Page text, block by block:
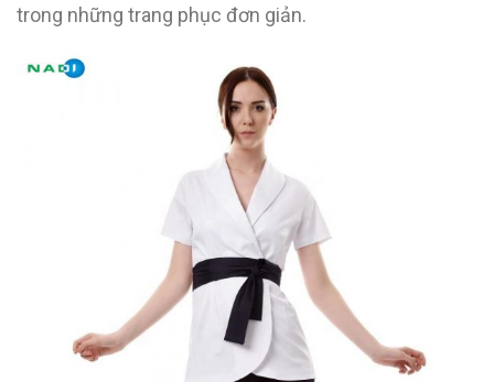
trong những trang phục đơn giản.